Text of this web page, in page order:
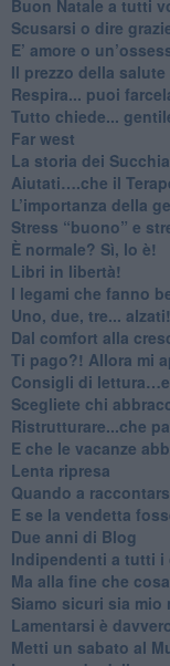
​Buon Natale a tutti
​Scusarsi o dire
​E’ amore o
​Il prezzo della salute
​Respira... puoi
​Tutto chiede...
​Far west
​La storia dei
​Aiutati….che il
​L’importanza della
​Stress “buono” e
​È normale? Sì, lo è!
​Libri in libertà!
​I legami che fanno
Uno, due, tre... alzati!​
​Dal comfort alla
​Ti pago?! Allora mi
​Consigli di
​Scegliete chi
​Ristrutturare...che
​E che le vacanze
​Lenta ripresa
​Quando a
​E se la vendetta
​Due anni di Blog
​Indipendenti a tutti i
​Ma alla fine che
​Siamo sicuri sia mio
​Lamentarsi è
​Metti un sabato al